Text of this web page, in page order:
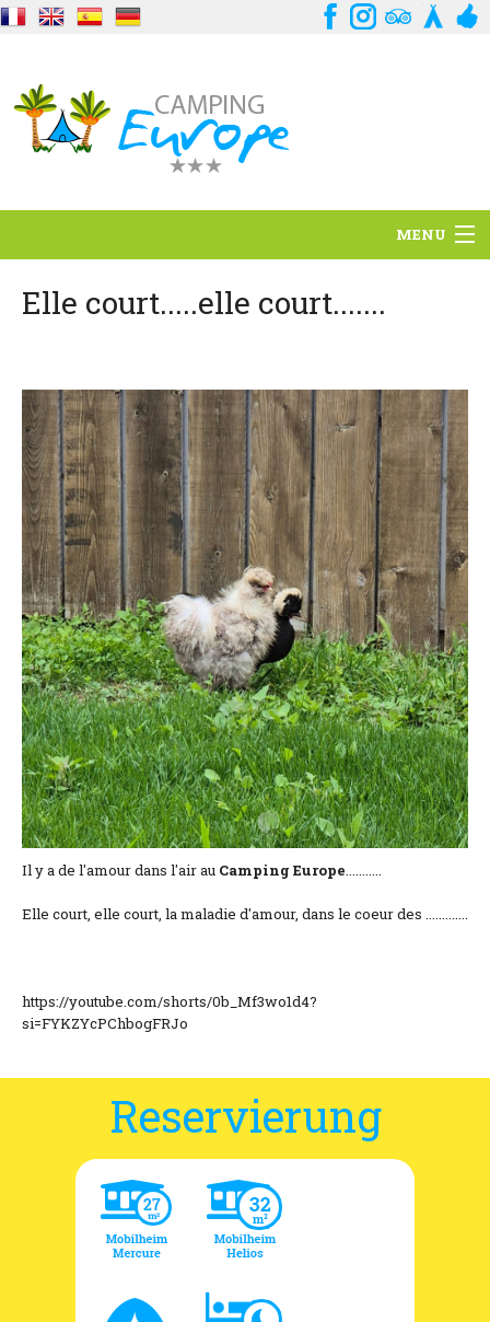
MENU
Standort
Dienstleistungen
Kontakt
Lage und Zufahrt
Kontaktformular
Dokumentation
Nachrichten
Mobilheim und Preise
Campingplatz und Preise
Zimmer pro Nacht und Preise
Elle court.....elle court.......
Il y a de l'amour dans l'air au Camping Europe...........
Elle court, elle court, la maladie d'amour, dans le coeur des .............
https://youtube.com/shorts/0b_Mf3wo1d4?
si=FYKZYcPChbogFRJo
Reservierung